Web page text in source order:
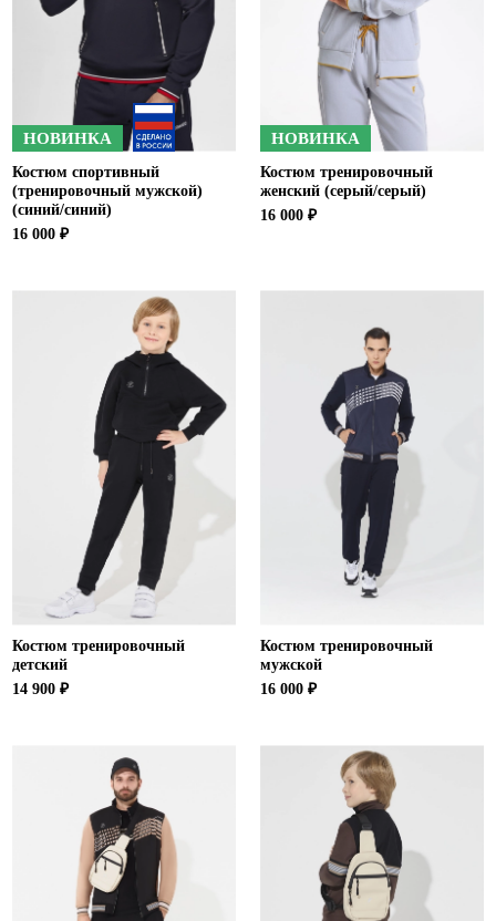
НОВИНКА
Костюм спортивный
(тренировочный мужской)
(синий/синий)
16 000 ₽
НОВИНКА
Костюм тренировочный
женский (серый/серый)
16 000 ₽
Костюм тренировочный
детский
14 900 ₽
Костюм тренировочный
мужской
16 000 ₽